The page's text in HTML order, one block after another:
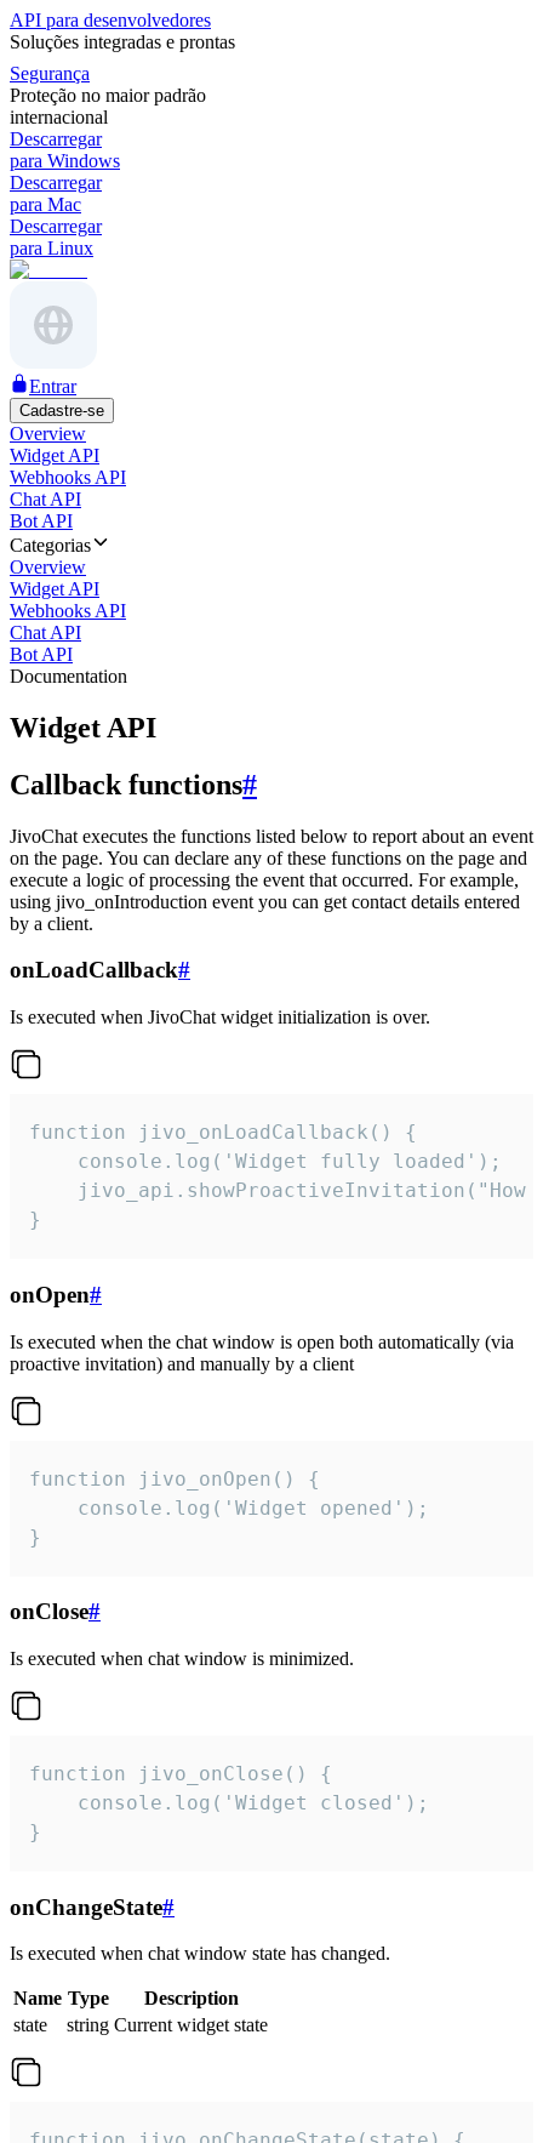
API para desenvolvedores
Soluções integradas e prontas
Segurança
Proteção no maior padrão
internacional
Descarregar
para Windows
Descarregar
para Mac
Descarregar
para Linux
Entrar
Cadastre-se
Overview
Widget API
Webhooks API
Chat API
Bot API
Categorias
Overview
Widget API
Webhooks API
Chat API
Bot API
Documentation
Widget API
Callback functions#
JivoChat executes the functions listed below to report about an event
on the page. You can declare any of these functions on the page and
execute a logic of processing the event that occurred. For example,
using jivo_onIntroduction event you can get contact details entered
by a client.
onLoadCallback#
Is executed when JivoChat widget initialization is over.
function jivo_onLoadCallback() {
    console.log('Widget fully loaded');
jivo_api.showProactiveInvitation("How
}
onOpen#
Is executed when the chat window is open both automatically (via
proactive invitation) and manually by a client
function jivo_onOpen() {
    console.log('Widget opened');
}
onClose#
Is executed when chat window is minimized.
function jivo_onClose() {
    console.log('Widget closed');
}
onChangeState#
Is executed when chat window state has changed.
Name Type
Description
state
string Current widget state